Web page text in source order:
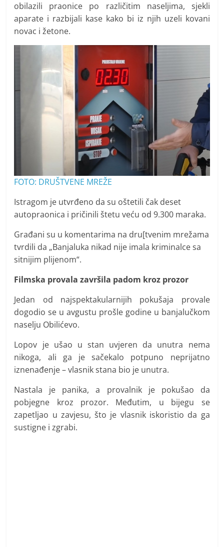
obilazili praonice po različitim naseljima, sjekli
aparate i razbijali kase kako bi iz njih uzeli kovani
novac i žetone.
FOTO: DRUŠTVENE MREŽE
Istragom je utvrđeno da su oštetili čak deset
autopraonica i pričinili štetu veću od 9.300 maraka.
Građani su u komentarima na dru[tvenim mrežama
tvrdili da „Banjaluka nikad nije imala kriminalce sa
sitnijim plijenom“.
Filmska provala završila padom kroz prozor
Jedan od najspektakularnijih pokušaja provale
dogodio se u avgustu prošle godine u banjalučkom
naselju Obilićevo.
Lopov je ušao u stan uvjeren da unutra nema
nikoga, ali ga je sačekalo potpuno neprijatno
iznenađenje – vlasnik stana bio je unutra.
Nastala je panika, a provalnik je pokušao da
pobjegne kroz prozor. Međutim, u bijegu se
zapetljao u zavjesu, što je vlasnik iskoristio da ga
sustigne i zgrabi.